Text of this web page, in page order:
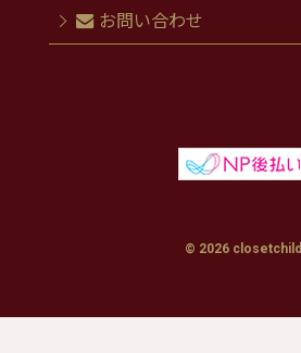
お問い合わせ
© 2026 closetchild